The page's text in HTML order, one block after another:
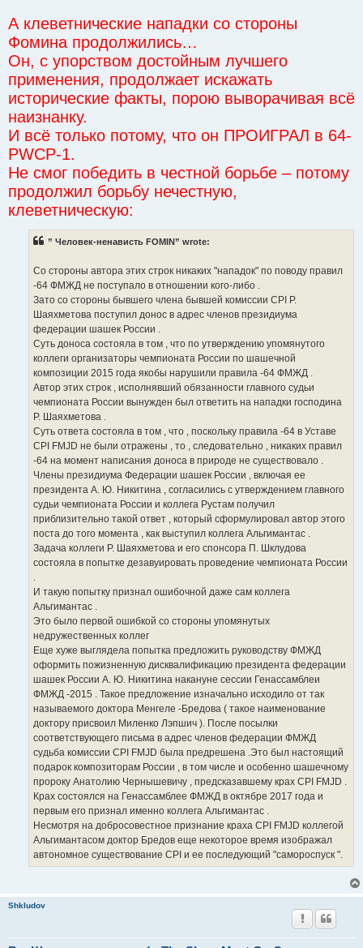
А клеветнические нападки со стороны
Фомина продолжились…
Он, с упорством достойным лучшего
применения, продолжает искажать
исторические факты, порою выворачивая всё
наизнанку.
И всё только потому, что он ПРОИГРАЛ в 64-
PWCP-1.
Не смог победить в честной борьбе – потому
продолжил борьбу нечестную,
клеветническую:
” Человек-ненависть FOMIN” wrote:
Со стороны автора этих строк никаких "нападок" по поводу правил
-64 ФМЖД не поступало в отношении кого-либо .
Зато со стороны бывшего члена бывшей комиссии CPI Р.
Шаяхметова поступил донос в адрес членов президиума
федерации шашек России .
Суть доноса состояла в том , что по утверждению упомянутого
коллеги организаторы чемпионата России по шашечной
композиции 2015 года якобы нарушили правила -64 ФМЖД .
Автор этих строк , исполнявший обязанности главного судьи
чемпионата России вынужден был ответить на нападки господина
Р. Шаяхметова .
Суть ответа состояла в том , что , поскольку правила -64 в Уставе
CPI FMJD не были отражены , то , следовательно , никаких правил
-64 на момент написания доноса в природе не существовало .
Члены президиума Федерации шашек России , включая ее
президента А. Ю. Никитина , согласились с утверждением главного
судьи чемпионата России и коллега Рустам получил
приблизительно такой ответ , который сформулировал автор этого
поста до того момента , как выступил коллега Альгимантас .
Задача коллеги Р. Шаяхметова и его спонсора П. Шклудова
состояла в попытке дезавуировать проведение чемпионата России
.
И такую попытку признал ошибочной даже сам коллега
Альгимантас .
Это было первой ошибкой со стороны упомянутых
недружественных коллег
Еще хуже выглядела попытка предложить руководству ФМЖД
оформить пожизненную дисквалификацию президента федерации
шашек России А. Ю. Никитина накануне сессии Генассамблеи
ФМЖД -2015 . Такое предложение изначально исходило от так
называемого доктора Менгеле -Бредова ( такое наименование
доктору присвоил Миленко Лэпшич ). После посылки
соответствующего письма в адрес членов федерации ФМЖД
судьба комиссии CPI FMJD была предрешена .Это был настоящий
подарок композиторам России , в том числе и особенно шашечному
пророку Анатолию Чернышевичу , предсказавшему крах CPI FMJD .
Крах состоялся на Генассамблее ФМЖД в октябре 2017 года и
первым его признал именно коллега Альгимантас .
Несмотря на добросовестное признание краха CPI FMJD коллегой
Альгимантасом доктор Бредов еще некоторое время изображал
автономное существование CPI и ее последующий "самороспуск ".
Shkludov